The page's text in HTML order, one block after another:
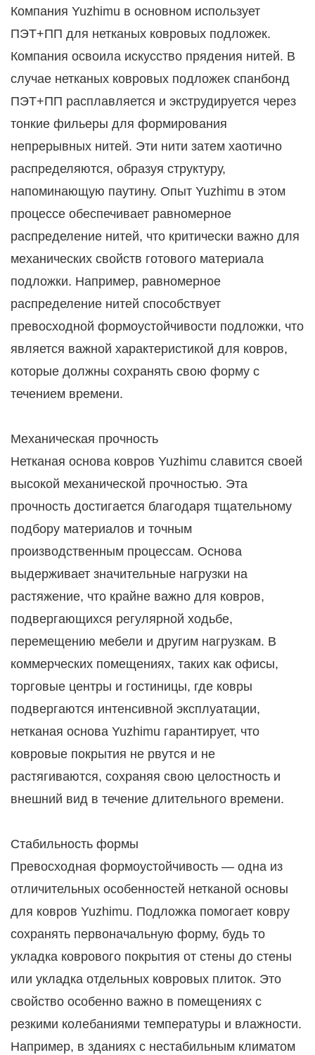
Компания Yuzhimu в основном использует
ПЭТ+ПП для нетканых ковровых подложек.
Компания освоила искусство прядения нитей. В
случае нетканых ковровых подложек спанбонд
ПЭТ+ПП расплавляется и экструдируется через
тонкие фильеры для формирования
непрерывных нитей. Эти нити затем хаотично
распределяются, образуя структуру,
напоминающую паутину. Опыт Yuzhimu в этом
процессе обеспечивает равномерное
распределение нитей, что критически важно для
механических свойств готового материала
подложки. Например, равномерное
распределение нитей способствует
превосходной формоустойчивости подложки, что
является важной характеристикой для ковров,
которые должны сохранять свою форму с
течением времени.
Механическая прочность
Нетканая основа ковров Yuzhimu славится своей
высокой механической прочностью. Эта
прочность достигается благодаря тщательному
подбору материалов и точным
производственным процессам. Основа
выдерживает значительные нагрузки на
растяжение, что крайне важно для ковров,
подвергающихся регулярной ходьбе,
перемещению мебели и другим нагрузкам. В
коммерческих помещениях, таких как офисы,
торговые центры и гостиницы, где ковры
подвергаются интенсивной эксплуатации,
нетканая основа Yuzhimu гарантирует, что
ковровые покрытия не рвутся и не
растягиваются, сохраняя свою целостность и
внешний вид в течение длительного времени.
Стабильность формы
Превосходная формоустойчивость — одна из
отличительных особенностей нетканой основы
для ковров Yuzhimu. Подложка помогает ковру
сохранять первоначальную форму, будь то
укладка коврового покрытия от стены до стены
или укладка отдельных ковровых плиток. Это
свойство особенно важно в помещениях с
резкими колебаниями температуры и влажности.
Например, в зданиях с нестабильным климатом